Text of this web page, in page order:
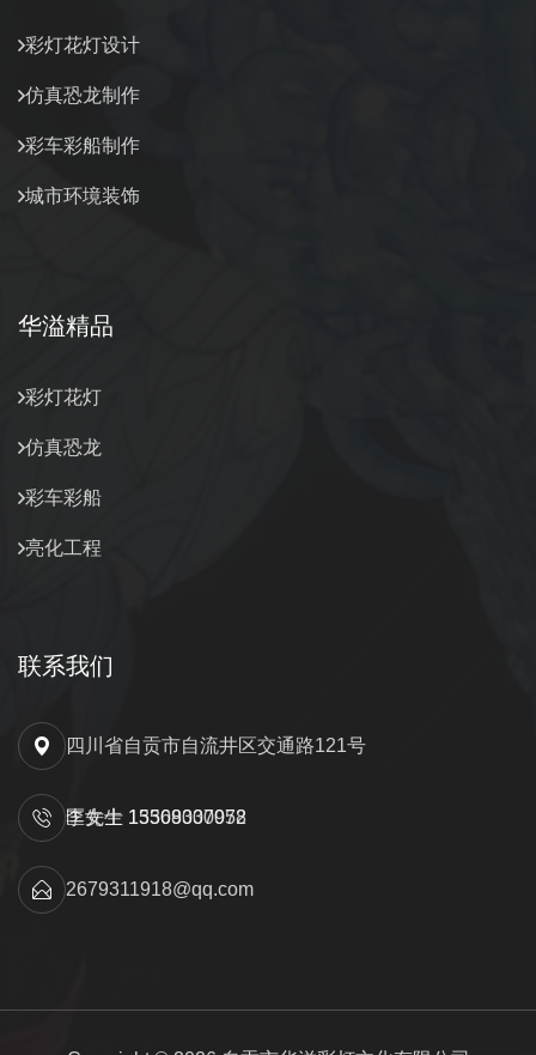
彩灯花灯设计
仿真恐龙制作
彩车彩船制作
城市环境装饰
华溢精品
彩灯花灯
仿真恐龙
彩车彩船
亮化工程
联系我们
四川省自贡市自流井区交通路121号
匡先生 15309000052
李女士 13568337978
2679311918@qq.com